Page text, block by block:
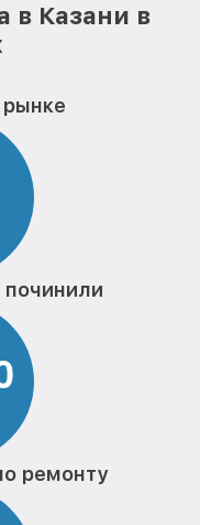
в Казани в
рынке
починили
ремонту